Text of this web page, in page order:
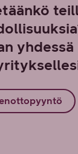
yhdessä